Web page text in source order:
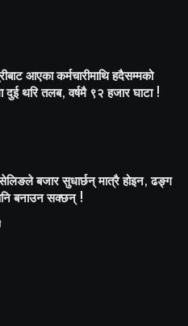
आएका कर्मचारीमाथि हदैसम्मको
दुई थरि तलब, वर्षमै ९२ हजार घाटा !
बजार सुधार्छन् मात्रै होइन, ढङ्ग
बनाउन सक्छन् !